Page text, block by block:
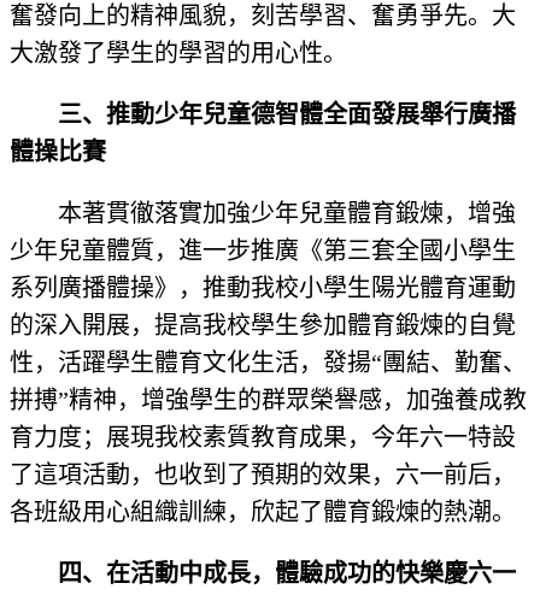
奮發向上的精神風貌，刻苦學習、奮勇爭先。大
大激發了學生的學習的用心性。
三、推動少年兒童德智體全面發展舉行廣播
體操比賽
本著貫徹落實加強少年兒童體育鍛煉，增強
少年兒童體質，進一步推廣《第三套全國小學生
系列廣播體操》，推動我校小學生陽光體育運動
的深入開展，提高我校學生參加體育鍛煉的自覺
性，活躍學生體育文化生活，發揚“團結、勤奮、
拼搏”精神，增強學生的群眾榮譽感，加強養成教
育力度；展現我校素質教育成果，今年六一特設
了這項活動，也收到了預期的效果，六一前后，
各班級用心組織訓練，欣起了體育鍛煉的熱潮。
四、在活動中成長，體驗成功的快樂慶六一